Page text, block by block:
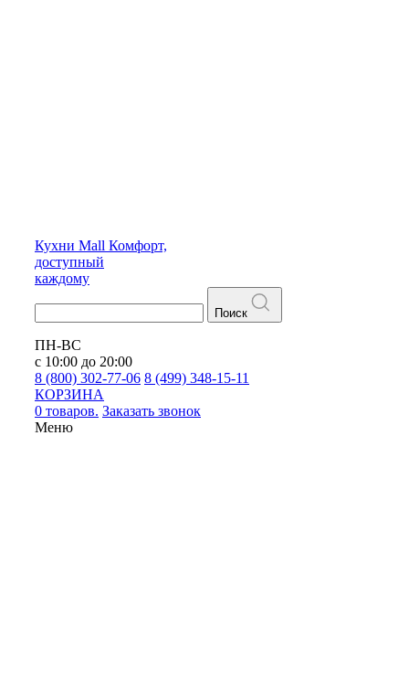
Кухни Mall Комфорт,
доступный
каждому
Поиск
ПН-ВС
с 10:00 до 20:00
8 (800) 302-77-06 8 (499) 348-15-11
КОРЗИНА
0 товаров. Заказать звонок
Меню